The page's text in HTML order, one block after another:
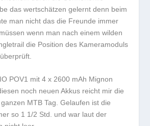
das wertschätzen gelernt denn beim
man nicht das die Freunde immer
wenn man nach einem wilden
die Position des Kameramoduls
POV1 mit 4 x 2600 mAh Mignon
noch neuen Akkus reicht mir die
MTB Tag. Gelaufen ist die
so 1 1/2 Std. und war laut der